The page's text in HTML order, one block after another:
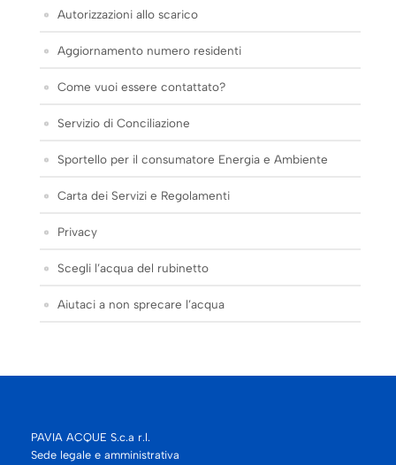
Autorizzazioni allo scarico
Aggiornamento numero residenti
Come vuoi essere contattato?
Servizio di Conciliazione
Sportello per il consumatore Energia e Ambiente
Carta dei Servizi e Regolamenti
Privacy
Scegli l’acqua del rubinetto
Aiutaci a non sprecare l’acqua
PAVIA ACQUE S.c.a r.l.
Sede legale e amministrativa